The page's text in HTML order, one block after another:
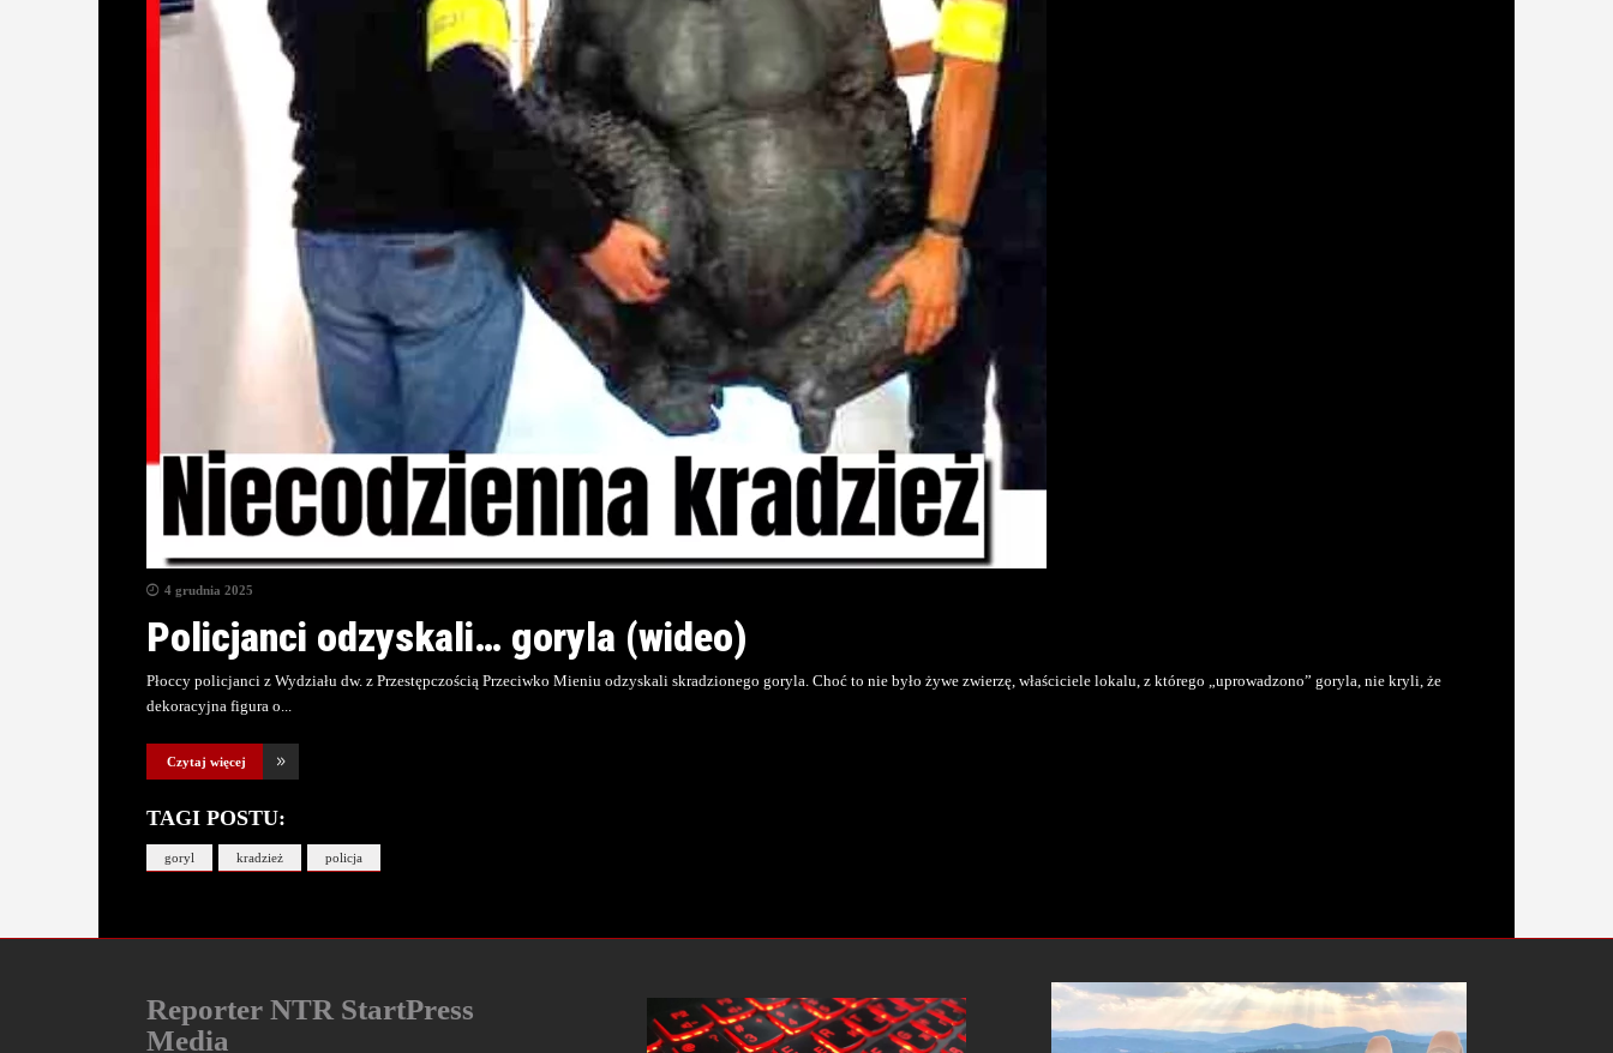
4 grudnia 2025
Policjanci odzyskali… goryla (wideo)
Płoccy policjanci z Wydziału dw. z Przestępczością Przeciwko Mieniu odzyskali skradzionego goryla. Choć to nie było żywe zwierzę, właściciele lokalu, z którego „uprowadzono” goryla, nie kryli, że
dekoracyjna figura o
Czytaj więcej
TAGI POSTU:
goryl kradzież policja
Reporter NTR StartPress
Media